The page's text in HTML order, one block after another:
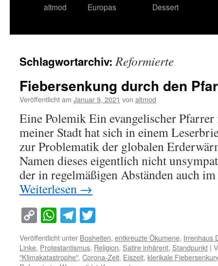
altmod
Europas
Dessert
Schlagwortarchiv:Reformierte
Fiebersenkung durch den
Veröffentlicht am Januar 9, 2021 von altmod
Eine Polemik Ein evangelischer
meiner Stadt hat sich in einem
zur Problematik der globalen
Namen dieses eigentlich nicht
der in regelmäßigen Abständen auch
Weiterlesen →
Copy
Link
WhatsApp
Telegram
Veröffentlicht unter Bosheiten, entkreuzte Ökumene, Irrenhaus
Linke, Protestantismus, Religion, Satire inhärent, Standpunkt |
"Klimakatastrophe", Corona-Zeit, Eiszeit, klerikale